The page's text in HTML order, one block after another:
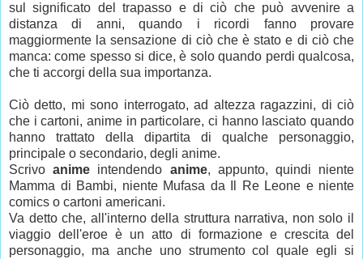
sul significato del trapasso e di ciò che può avvenire a
distanza di anni, quando i ricordi fanno provare
maggiormente la sensazione di ciò che è stato e di ciò che
manca: come spesso si dice, è solo quando perdi qualcosa,
che ti accorgi della sua importanza.
Ciò detto, mi sono interrogato, ad altezza ragazzini, di ciò
che i cartoni, anime in particolare, ci hanno lasciato quando
hanno trattato della dipartita di qualche personaggio,
principale o secondario, degli anime.
Scrivoanime intendendo anime, appunto, quindi niente
Mamma di Bambi, niente Mufasa da Il Re Leone e niente
comics o cartoni americani.
Va detto che, all'interno della struttura narrativa, non solo il
viaggio dell'eroe è un atto di formazione e crescita del
personaggio, ma anche uno strumento col quale egli si